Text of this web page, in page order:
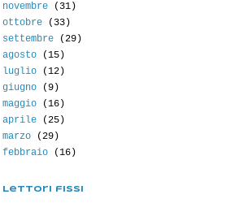
novembre (31)
ottobre (33)
settembre (29)
agosto (15)
luglio (12)
giugno (9)
maggio (16)
aprile (25)
marzo (29)
febbraio (16)
Lettori fissi